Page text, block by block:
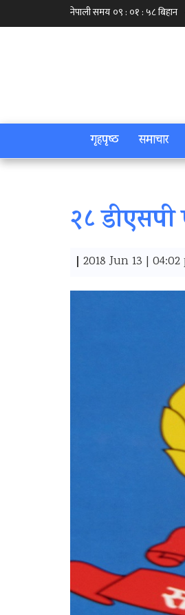
गृहपृष्‍ठ समाचार
२८ डीएसपी
| 2018 Jun 13 |